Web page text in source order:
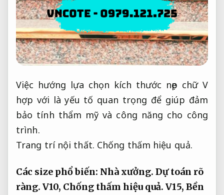
Việc hướng lựa chọn kích thước nẹp chữ V
hợp với là yếu tố quan trọng để giúp đảm
bảo tính thẩm mỹ và công năng cho công
trình.
Trang trí nội thất. Chống thấm hiệu quả.
Các size phổ biến: Nhà xưởng. Dự toán rõ
ràng. V10, Chống thấm hiệu quả. V15, Bền